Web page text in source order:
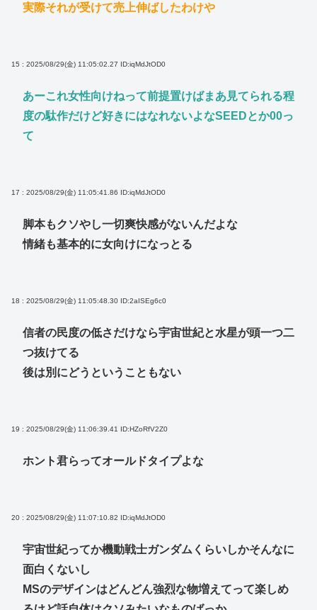
実際それが受けて売上伸ばしたわけや
15 : 2025/08/29(金) 11:05:02.27 ID:iqMdJtOD0
あーこれ女性向けねって前提置けばまあ見てられる程
度の駄作だけど好きにはなれないよなSEEDとか00っ
て
17 : 2025/08/29(金) 11:05:41.86 ID:iqMdJtOD0
脚本もクソやし一切爽快感がないんだよな
情緒も基本的に女向けになっとる
18 : 2025/08/29(金) 11:05:48.30 ID:2aISEg6c0
信者の民度の低さだけなら宇宙世紀と水星が頭一つ二
つ抜けてる
後は別にどうということもない
19 : 2025/08/29(金) 11:06:39.41 ID:HZoRfV2Z0
ホント君らってオールドタイプよな
20 : 2025/08/29(金) 11:07:10.82 ID:iqMdJtOD0
宇宙世紀ってか機動戦士ガンダムくらいしかそんなに
面白くないし
MSのデザインはどんどん強烈な物増えてって楽しめ